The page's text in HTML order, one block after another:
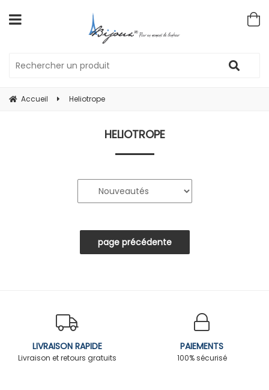
Accueil Heliotrope
HELIOTROPE
LIVRAISON RAPIDE
Livraison et retours gratuits
PAIEMENTS
100% sécurisé